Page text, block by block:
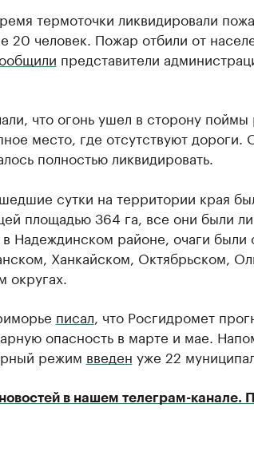
термоточки ликвидировали
20 человек. Пожар отбили от
представители
что огонь ушел в сторону поймы
место, где отсутствуют дороги.
полностью ликвидировать.
сутки на территории края
площадью 364 га, все они были
Надеждинском районе, очаги
Ханкайском, Октябрьском,
округах.
писал , что Росгидромет
опасность в марте и мае.
режим введен уже 22
в нашем телеграм-канале.